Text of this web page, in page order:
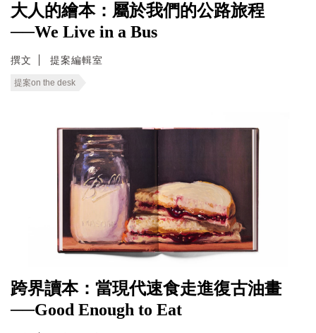
大人的繪本：屬於我們的公路旅程
──We Live in a Bus
撰文 提案編輯室
提案on the desk
跨界讀本：當現代速食走進復古油畫
──Good Enough to Eat